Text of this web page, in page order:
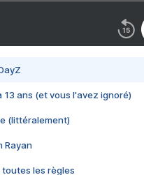
13 ans (et vous l'avez ignoré)
(littéralement)
Rayan
toutes les règles